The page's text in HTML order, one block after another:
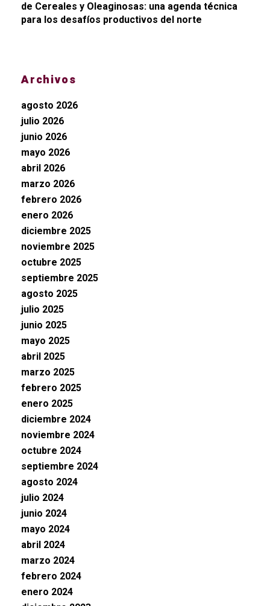
de Cereales y Oleaginosas: una agenda técnica
para los desafíos productivos del norte
Archivos
agosto 2026
julio 2026
junio 2026
mayo 2026
abril 2026
marzo 2026
febrero 2026
enero 2026
diciembre 2025
noviembre 2025
octubre 2025
septiembre 2025
agosto 2025
julio 2025
junio 2025
mayo 2025
abril 2025
marzo 2025
febrero 2025
enero 2025
diciembre 2024
noviembre 2024
octubre 2024
septiembre 2024
agosto 2024
julio 2024
junio 2024
mayo 2024
abril 2024
marzo 2024
febrero 2024
enero 2024